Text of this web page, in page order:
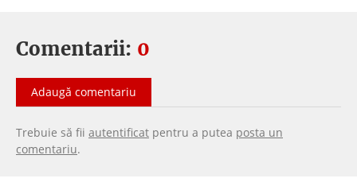
Comentarii: 0
Adaugă comentariu
Trebuie să fii autentificat pentru a putea posta un
comentariu.